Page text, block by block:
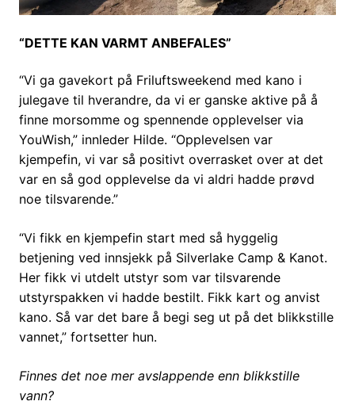
“DETTE KAN VARMT ANBEFALES”
“Vi ga gavekort på Friluftsweekend med kano i
julegave til hverandre, da vi er ganske aktive på å
finne morsomme og spennende opplevelser via
YouWish,” innleder Hilde. “Opplevelsen var
kjempefin, vi var så positivt overrasket over at det
var en så god opplevelse da vi aldri hadde prøvd
noe tilsvarende.”
“Vi fikk en kjempefin start med så hyggelig
betjening ved innsjekk på Silverlake Camp & Kanot.
Her fikk vi utdelt utstyr som var tilsvarende
utstyrspakken vi hadde bestilt. Fikk kart og anvist
kano. Så var det bare å begi seg ut på det blikkstille
vannet,” fortsetter hun.
Finnes det noe mer avslappende enn blikkstille
vann?